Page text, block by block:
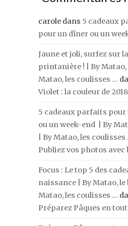
carole dans 5 cadeaux
pour un dîner ou un
Jaune et joli, surfez sur
printanière ! | By Matao,
Matao, les coulisses ...
Violet : la couleur de 2018
5 cadeaux parfaits pour
ou un week-end | By
| By Matao, les coulisses
Publiez vos photos avec
Focus : Le top 5 des
naissance | By Matao, le
Matao, les coulisses ...
Préparez Pâques en